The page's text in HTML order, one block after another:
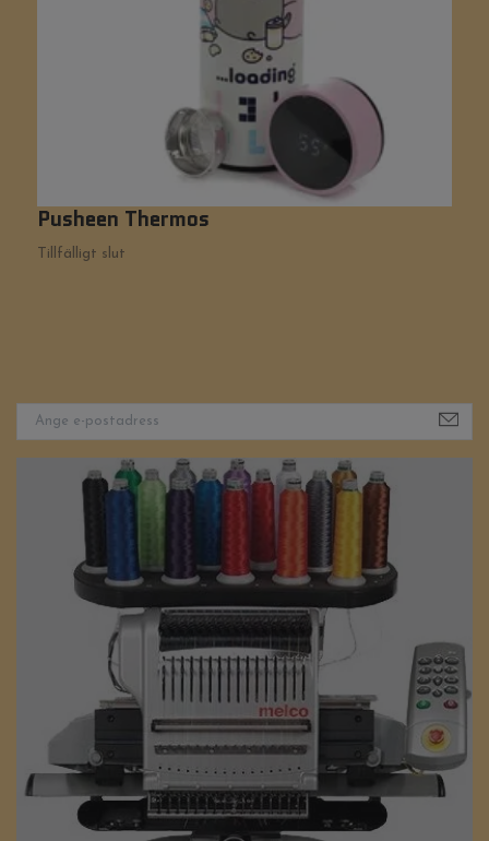
Pusheen Thermos
Tillfälligt slut